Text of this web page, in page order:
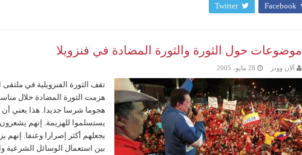
Facebook
Twitter
موضوعات حول الثورة والثورة المضادة في فنزويلا
آلان وودز 28 مايو، 2005
تقف الثورة الفنزويلية في ملتقى
هزمت الثورة المضادة خلال
هجوما شرسا جديدا. هذا يعني أن
يستسلموا للهزيمة. إنهم يشعرون
يجعلهم أكثر إصرارا وعنفا.
بين استعمال الوسائل الشرعية